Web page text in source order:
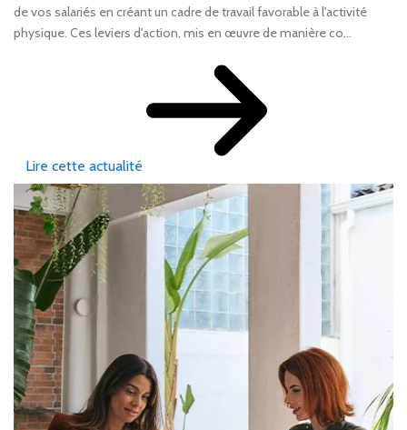
de vos salariés en créant un cadre de travail favorable à l'activité
physique. Ces leviers d'action, mis en œuvre de manière co...
Lire cette actualité